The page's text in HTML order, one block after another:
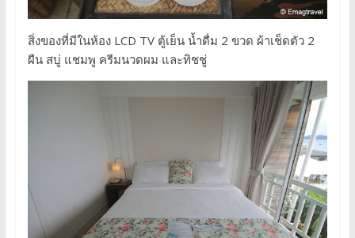
สิ่งของที่มีในห้อง LCD TV ตู้เย็น น้ำดื่ม 2 ขวด ผ้าเช็ดตัว 2
ผืน สบู่ แชมพู ครีมนวดผม และทิชชู่